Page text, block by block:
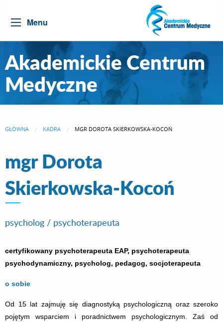
Menu
Akademickie Centrum
Medyczne
GŁÓWNA KADRA CURRENT:
MGR DOROTA SKIERKOWSKA-KOCOŃ
mgr Dorota
Skierkowska-Kocoń
psycholog / psychoterapeuta
certyfikowany psychoterapeuta EAP, psychoterapeuta
psychodynamiczny, psycholog, pedagog, socjoterapeuta
o sobie
Od 15 lat zajmuję się diagnostyką psychologiczną oraz szeroko
pojętym wsparciem i poradnictwem psychologicznym. Zaś od